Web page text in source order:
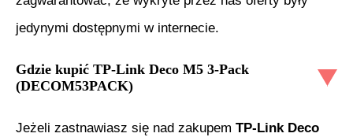
jedynymi dostępnymi w internecie.
Gdzie kupić TP-Link Deco M5 3-Pack
(DECOM53PACK)
Jeżeli zastnawiasz się nad zakupem TP-Link Deco